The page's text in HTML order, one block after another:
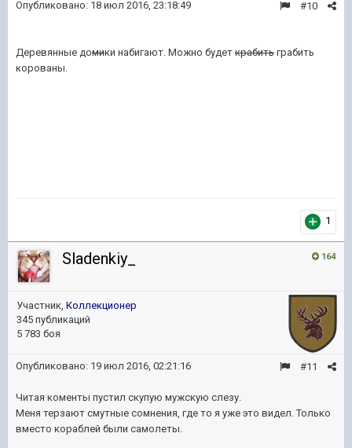
#10
Опубликовано: 18 июл 2016, 23:18:49
Деревянные домики набигают. Можно будет крабить грабить
корованы.
1
164
Sladenkiy_
Участник, Коллекционер
345 публикаций
5 783 боя
#11
Опубликовано: 19 июл 2016, 02:21:16
Читая коменты пустил скупую мужскую слезу.
Меня терзают смутные сомнения, где то я уже это видел. Только
вместо кораблей были самолеты.